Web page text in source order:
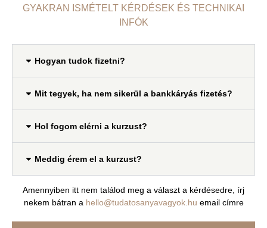
GYAKRAN ISMÉTELT KÉRDÉSEK ÉS TECHNIKAI
INFÓK
Hogyan tudok fizetni?
Mit tegyek, ha nem sikerül a bankkáryás fizetés?
Hol fogom elérni a kurzust?
Meddig érem el a kurzust?
Amennyiben itt nem találod meg a választ a kérdésedre, írj
nekem bátran a hello@tudatosanyavagyok.hu email címre